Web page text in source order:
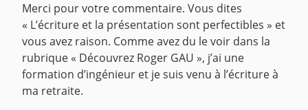
Merci pour votre commentaire. Vous dites
« L’écriture et la présentation sont perfectibles » et
vous avez raison. Comme avez du le voir dans la
rubrique « Découvrez Roger GAU », j’ai une
formation d’ingénieur et je suis venu à l’écriture à
ma retraite.